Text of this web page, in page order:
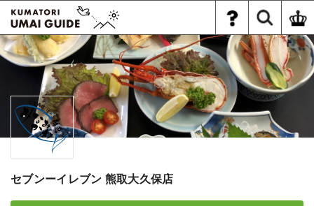
セブンーイレブン 熊取大久保店